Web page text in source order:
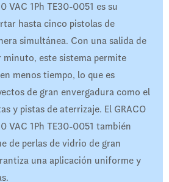
VAC 1Ph TE30-0051 es su
hasta cinco pistolas de
simultánea. Con una salida de
minuto, este sistema permite
menos tiempo, lo que es
de gran envergadura como el
y pistas de aterrizaje. El GRACO
VAC 1Ph TE30-0051 también
de perlas de vidrio de gran
una aplicación uniforme y